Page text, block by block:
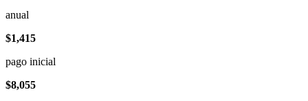
anual
$1,415
pago inicial
$8,055